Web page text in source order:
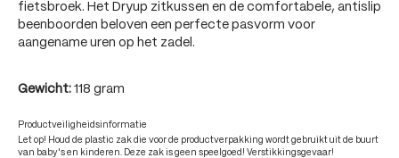
fietsbroek. Het Dryup zitkussen en de comfortabele, antislip
beenboorden beloven een perfecte pasvorm voor
aangename uren op het zadel.
Gewicht: 118 gram
Productveiligheidsinformatie
Let op! Houd de plastic zak die voor de productverpakking wordt gebruikt uit de buurt
van baby's en kinderen. Deze zak is geen speelgoed! Verstikkingsgevaar!